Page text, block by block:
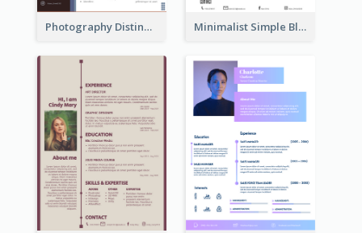
Photography Distinguished Resume Minimalist Simple Black Resume